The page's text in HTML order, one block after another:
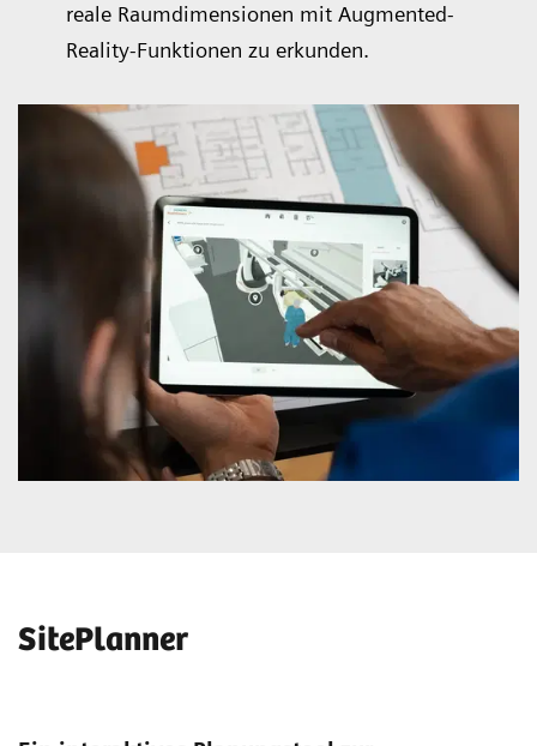
reale Raumdimensionen mit Augmented-
Reality-Funktionen zu erkunden.
SitePlanner